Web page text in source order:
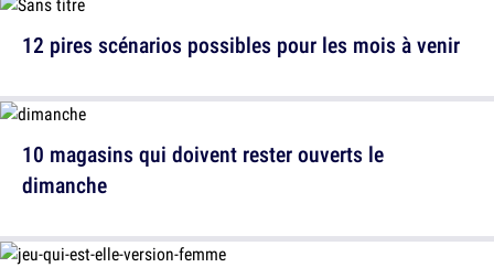
12 pires scénarios possibles pour les mois à venir
10 magasins qui doivent rester ouverts le
dimanche